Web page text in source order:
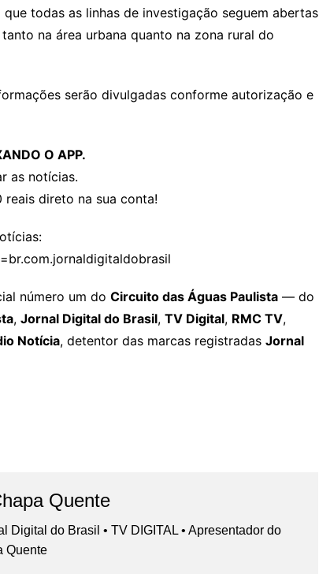
todas as linhas de investigação seguem abertas
na área urbana quanto na zona rural do
serão divulgadas conforme autorização e
O APP.
as notícias.
reais direto na sua conta!
número um do Circuito das Águas Paulista — do
, Jornal Digital do Brasil, TV Digital, RMC TV,
Notícia, detentor das marcas registradas Jornal
Quente
Digital do Brasil • TV DIGITAL • Apresentador do
Quente